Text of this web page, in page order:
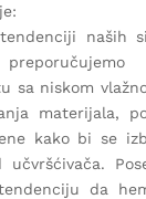
naših
sa niskom
materijala,
kako bi se
učvršćivača.
da